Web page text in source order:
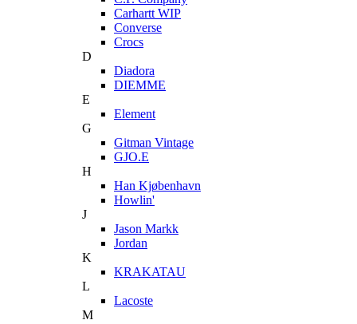
Carhartt WIP
Converse
Crocs
D
Diadora
DIEMME
E
Element
G
Gitman Vintage
GJO.E
H
Han Kjøbenhavn
Howlin'
J
Jason Markk
Jordan
K
KRAKATAU
L
Lacoste
M